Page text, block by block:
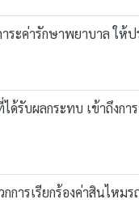
ะค่ารักษาพยาบาล ให้
รับผลกระทบ เข้าถึงกา
ารเรียกร้องค่าสินไหม